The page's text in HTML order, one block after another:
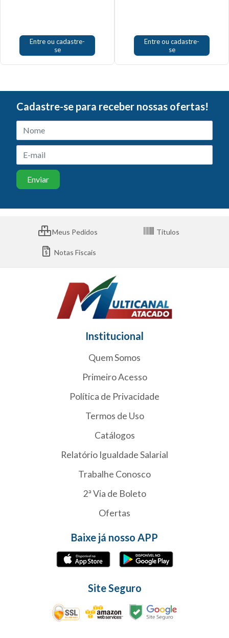
Entre ou cadastre-
se
Entre ou cadastre-
se
Cadastre-se para receber nossas ofertas!
Meus Pedidos Títulos
Notas Fiscais
Institucional
Quem Somos
Primeiro Acesso
Política de Privacidade
Termos de Uso
Catálogos
Relatório Igualdade Salarial
Trabalhe Conosco
2ª Via de Boleto
Ofertas
Baixe já nosso APP
Site Seguro